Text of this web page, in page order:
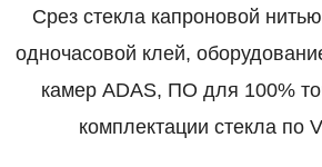
Срез стекла капроновой
одночасовой клей,
камер ADAS, ПО для 100%
комплектации стекла по